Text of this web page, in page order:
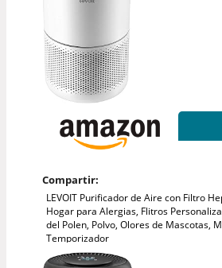
Compartir:
LEVOIT Purificador de Aire con Filtro
Hogar para Alergias, Flitros
del Polen, Polvo, Olores de Mascotas,
Temporizador